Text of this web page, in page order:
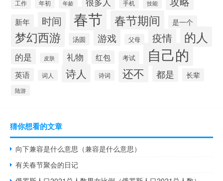
工作 年初 年龄 手机 技能
新年 时间 春节 春节期间 是一个
梦幻西游 汤圆 游戏 父母 疫情 的人
的是 皮肤 礼物 红包 考试 自己的
英语 词人 诗人 诗词 还不 都是 长辈
陆游
猜你想看的文章
向下兼容是什么意思（兼容是什么意思）
有关春节聚会的日记